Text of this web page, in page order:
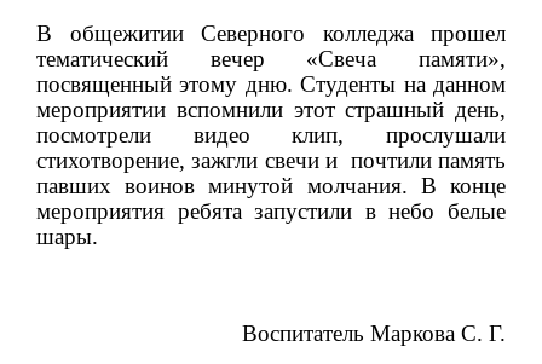
В общежитии Северного колледжа прошел
тематический вечер «Свеча памяти»,
посвященный этому дню. Студенты на данном
мероприятии вспомнили этот страшный день,
посмотрели видео клип, прослушали
стихотворение, зажгли свечи и почтили память
павших воинов минутой молчания. В конце
мероприятия ребята запустили в небо белые
шары.
Воспитатель Маркова С. Г.